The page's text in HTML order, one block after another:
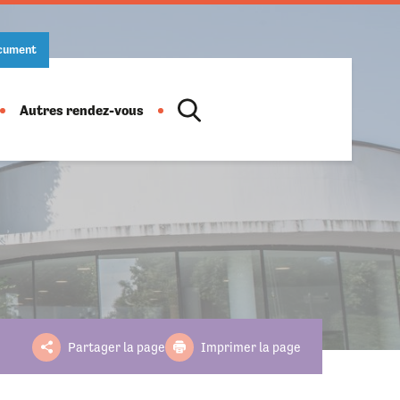
Location de salles
Action culturelle
Informations pratiques
Ludothèque
Horaires
Autres rendez-vous
Salon des artistes
Fête de la musique
Partager la page Imprimer la page